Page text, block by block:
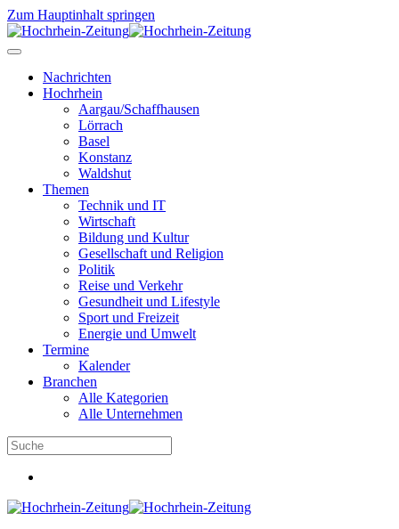
Zum Hauptinhalt springen
Nachrichten
Hochrhein
Aargau/Schaffhausen
Lörrach
Basel
Konstanz
Waldshut
Themen
Technik und IT
Wirtschaft
Bildung und Kultur
Gesellschaft und Religion
Politik
Reise und Verkehr
Gesundheit und Lifestyle
Sport und Freizeit
Energie und Umwelt
Termine
Kalender
Branchen
Alle Kategorien
Alle Unternehmen